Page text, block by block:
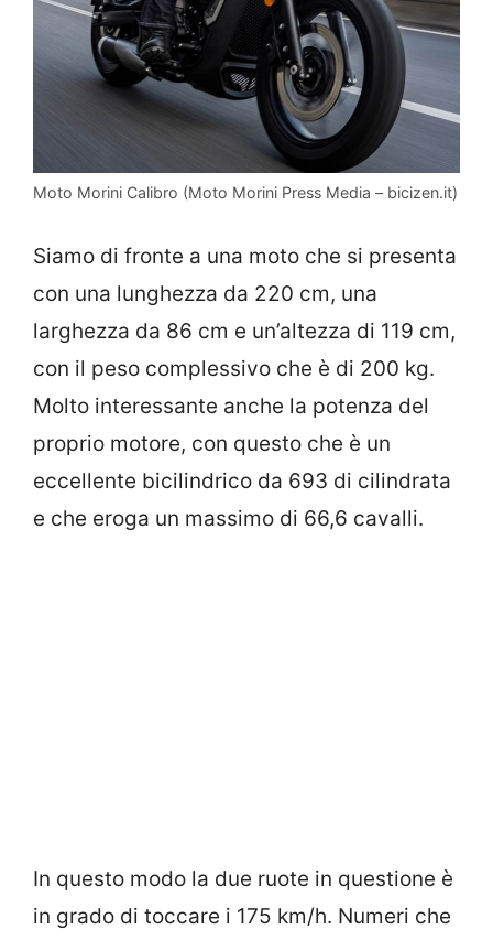
Moto Morini Calibro (Moto Morini Press Media – bicizen.it)
Siamo di fronte a una moto che si presenta
con una lunghezza da 220 cm, una
larghezza da 86 cm e un’altezza di 119 cm,
con il peso complessivo che è di 200 kg.
Molto interessante anche la potenza del
proprio motore, con questo che è un
eccellente bicilindrico da 693 di cilindrata
e che eroga un massimo di 66,6 cavalli.
In questo modo la due ruote in questione è
in grado di toccare i 175 km/h. Numeri che